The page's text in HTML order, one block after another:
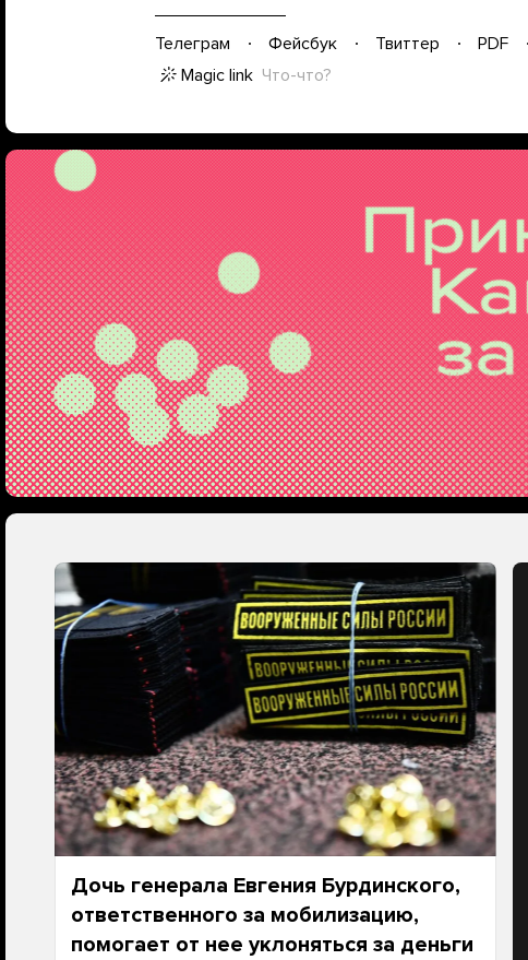
Телеграм Фейсбук Твиттер PDF
Magic link Что-что?
Дочь генерала Евгения Бурдинского,
ответственного за мобилизацию,
помогает от нее уклоняться за деньги